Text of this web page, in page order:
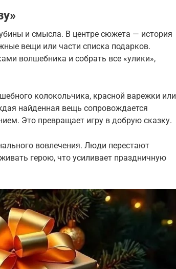
и смысла. В центре сюжета — история
вещи или части списка подарков.
волшебника и собрать все «улики»,
колокольчика, красной варежки или
найденная вещь сопровождается
Это превращает игру в добрую сказку.
вовлечения. Люди перестают
герою, что усиливает праздничную